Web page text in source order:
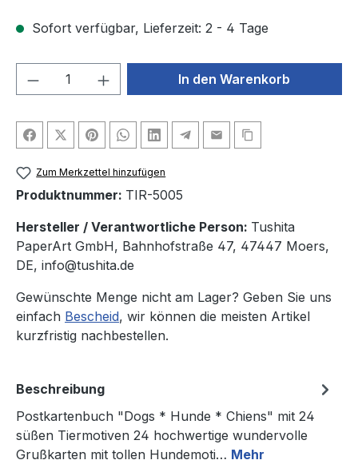
Sofort verfügbar, Lieferzeit: 2 - 4 Tage
Produkt Anzahl: Gib denIn den Warenkorb
Zum Merkzettel hinzufügen
Produktnummer: TIR-5005
Hersteller / Verantwortliche Person: Tushita
PaperArt GmbH, Bahnhofstraße 47, 47447 Moers,
DE, info@tushita.de
Gewünschte Menge nicht am Lager? Geben Sie uns
einfach Bescheid, wir können die meisten Artikel
kurzfristig nachbestellen.
Beschreibung
Postkartenbuch "Dogs * Hunde * Chiens" mit 24
süßen Tiermotiven 24 hochwertige wundervolle
Grußkarten mit tollen Hundemoti… Mehr